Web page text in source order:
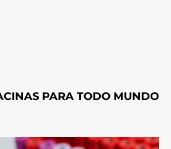
PARA TODO MUNDO